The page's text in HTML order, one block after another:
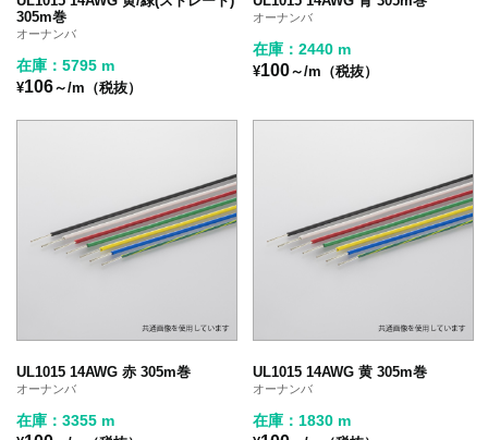
305m巻
オーナンバ
在庫：5795 m
¥106～/m（税抜）
オーナンバ
在庫：2440 m
¥100～/m（税抜）
UL1015 14AWG 赤 305m巻
オーナンバ
在庫：3355 m
UL1015 14AWG 黄 305m巻
オーナンバ
在庫：1830 m